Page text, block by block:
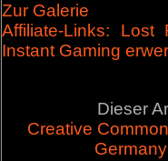
Zur Galerie
Affiliate-Links:
Instant Gaming
Dieser
Creative